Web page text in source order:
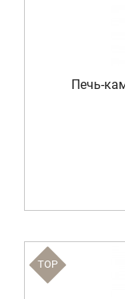
Печь-
TOP